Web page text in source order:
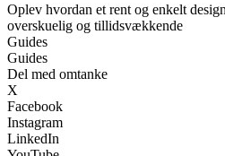
Oplev hvordan et rent og enkelt
overskuelig og tillidsvækkende
Guides
Guides
Del med omtanke
X
Facebook
Instagram
LinkedIn